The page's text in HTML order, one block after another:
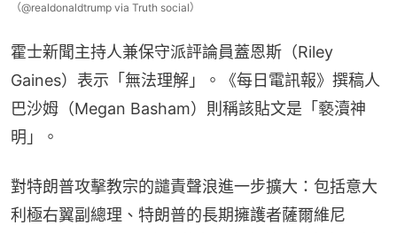
（@realdonaldtrump via Truth social）
霍士新聞主持人兼保守派評論員蓋恩斯（Riley
Gaines）表示「無法理解」。《每日電訊報》撰稿人
巴沙姆（Megan Basham）則稱該貼文是「褻瀆神
明」。
對特朗普攻擊教宗的譴責聲浪進一步擴大：包括意大
利極右翼副總理、特朗普的長期擁護者薩爾維尼